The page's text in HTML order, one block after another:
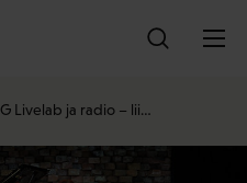
G Livelab ja radio – lii…